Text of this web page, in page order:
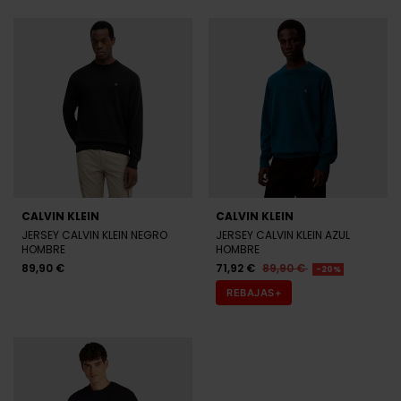
CALVIN KLEIN
JERSEY CALVIN KLEIN NEGRO
HOMBRE
89,90 €
CALVIN KLEIN
JERSEY CALVIN KLEIN AZUL
HOMBRE
71,92 € 89,90 € -20%
REBAJAS+